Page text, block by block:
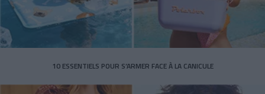
10 ESSENTIELS POUR S’ARMER FACE À LA CANICULE